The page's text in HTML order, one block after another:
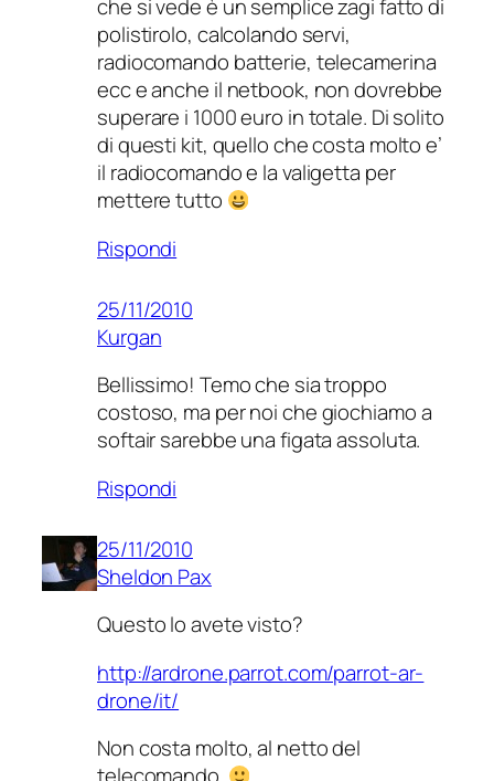
che si vede è un semplice zagi fatto di
polistirolo, calcolando servi,
radiocomando batterie, telecamerina
ecc e anche il netbook, non dovrebbe
superare i 1000 euro in totale. Di solito
di questi kit, quello che costa molto e’
il radiocomando e la valigetta per
mettere tutto
Rispondi
25/11/2010
Kurgan
Bellissimo! Temo che sia troppo
costoso, ma per noi che giochiamo a
softair sarebbe una figata assoluta.
Rispondi
25/11/2010
Sheldon Pax
Questo lo avete visto?
http://ardrone.parrot.com/parrot-ar-
drone/it/
Non costa molto, al netto del